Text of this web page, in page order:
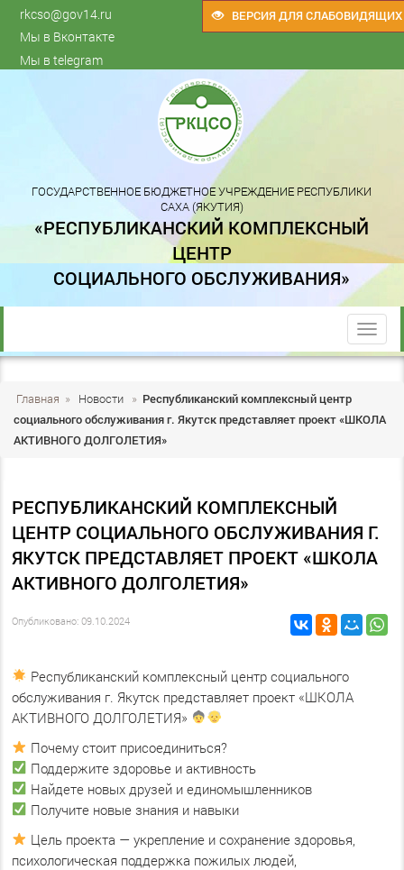
ВЕРСИЯ ДЛЯ СЛАБОВИДЯЩИХ
rkcso@gov14.ru
Мы в Вконтакте
Мы в telegram
ГОСУДАРСТВЕННОЕ БЮДЖЕТНОЕ УЧРЕЖДЕНИЕ РЕСПУБЛИКИ
САХА (ЯКУТИЯ)
«РЕСПУБЛИКАНСКИЙ КОМПЛЕКСНЫЙ
ЦЕНТР
СОЦИАЛЬНОГО ОБСЛУЖИВАНИЯ»
trk
Главная » Новости » Республиканский комплексный центр
социального обслуживания г. Якутск представляет проект «ШКОЛА
АКТИВНОГО ДОЛГОЛЕТИЯ»
РЕСПУБЛИКАНСКИЙ КОМПЛЕКСНЫЙ
ЦЕНТР СОЦИАЛЬНОГО ОБСЛУЖИВАНИЯ Г.
ЯКУТСК ПРЕДСТАВЛЯЕТ ПРОЕКТ «ШКОЛА
АКТИВНОГО ДОЛГОЛЕТИЯ»
Опубликовано: 09.10.2024
Республиканский комплексный центр социального
обслуживания г. Якутск представляет проект «ШКОЛА
АКТИВНОГО ДОЛГОЛЕТИЯ»
Почему стоит присоединиться?
Поддержите здоровье и активность
Найдете новых друзей и единомышленников
Получите новые знания и навыки
Цель проекта — укрепление и сохранение здоровья,
психологическая поддержка пожилых людей,